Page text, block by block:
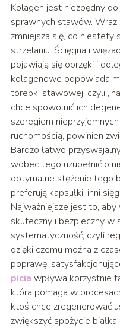
Kolagen jest niezbędny
sprawnych stawów.
zmniejsza się, co
strzelaniu. Ścięgna i
pojawiają się obrzęki i
kolagenowe odpowiada
torebki stawowej, czyli
chce spowolnić ich
szeregiem
ruchomością, powinien
Bardzo łatwo
wobec tego uzupełnić o
optymalne stężenie tego
preferują kapsułki, inni
Najważniejsze jest to,
skuteczny i bezpieczny
systematyczność, czyli
dzięki czemu można z
poprawę,
picia wpływa korzystnie
która pomaga w
ktoś chce zregenerować
zwiększyć spożycie